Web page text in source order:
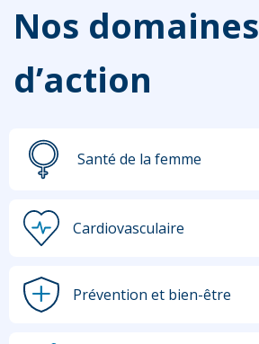
Nos domaines
d’action
Santé de la femme
Cardiovasculaire
Prévention et bien-être